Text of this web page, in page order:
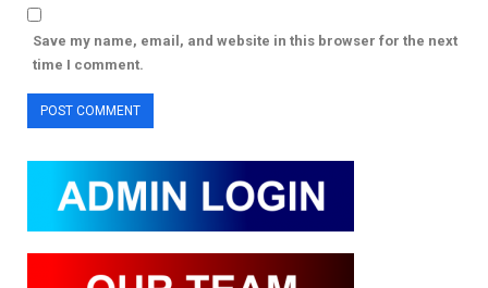
Save my name, email, and website in this browser for the next
time I comment.